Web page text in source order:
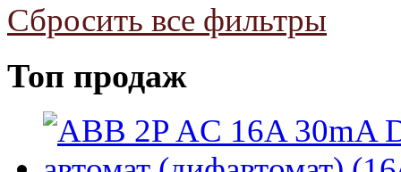
Сбросить все фильтры
Топ продаж